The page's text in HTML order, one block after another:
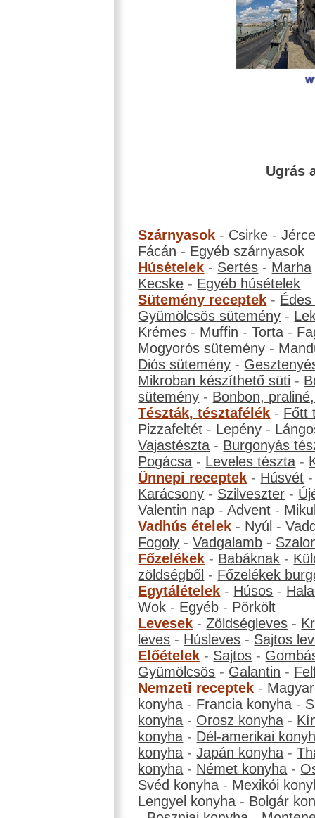
Ugrás
Szárnyasok - Csirke -
Fácán - Egyéb szárnyasok
Húsételek - Sertés - Marha
Kecske - Egyéb húsételek
Sütemény receptek -
Gyümölcsös sütemény -
Krémes - Muffin -Torta -
Mogyorós sütemény -
Diós sütemény -
Mikroban készíthető süti -
sütemény - Bonbon,
Tészták, tésztafélék - Főtt
Pizzafeltét - Lepény -
Vajastészta - Burgonyás
Pogácsa - Leveles tészta -
Ünnepi receptek - Húsvét
Karácsony - Szilveszter -
Valentin nap -Advent -
Vadhús ételek - Nyúl -
Fogoly -Vadgalamb -
Főzelékek - Babáknak -
zöldségből - Főzelékek
Egytálételek - Húsos -
Wok - Egyéb - Pörkölt
Levesek -Zöldségleves -
leves - Húsleves - Sajtos
Előételek - Sajtos -
Gyümölcsös - Galantin -
Nemzeti receptek -
konyha - Francia konyha -
konyha - Orosz konyha -
konyha - Dél-amerikai
konyha -Japán konyha -
konyha - Német konyha -
Svéd konyha - Mexikói
Lengyel konyha - Bolgár